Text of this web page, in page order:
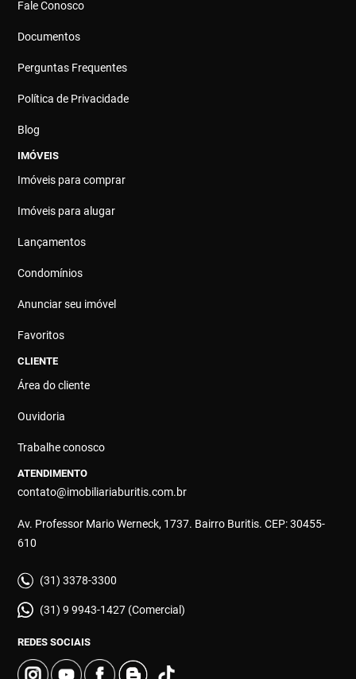
Fale Conosco
Documentos
Perguntas Frequentes
Política de Privacidade
Blog
IMÓVEIS
Imóveis para comprar
Imóveis para alugar
Lançamentos
Condomínios
Anunciar seu imóvel
Favoritos
CLIENTE
Área do cliente
Ouvidoria
Trabalhe conosco
ATENDIMENTO
contato@imobiliariaburitis.com.br
Av. Professor Mario Werneck, 1737. Bairro Buritis. CEP: 30455-
610
(31) 3378-3300
(31) 9 9943-1427 (Comercial)
REDES SOCIAIS